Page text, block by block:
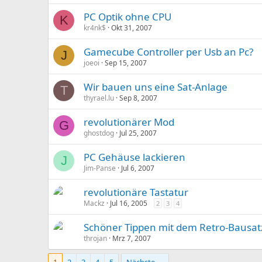
K PC Optik ohne CPU
kr4nk$ Okt 31, 2007
J Gamecube Controller per Usb an Pc?
joeoi Sep 15, 2007
T Wir bauen uns eine Sat-Anlage
thyrael.lu Sep 8, 2007
G revolutionärer Mod
ghostdog Jul 25, 2007
J PC Gehäuse lackieren
Jim-Panse Jul 6, 2007
revolutionäre Tastatur
Mackz Jul 16, 2005 2 3 4
Schöner Tippen mit dem Retro-
throjan Mrz 7, 2007